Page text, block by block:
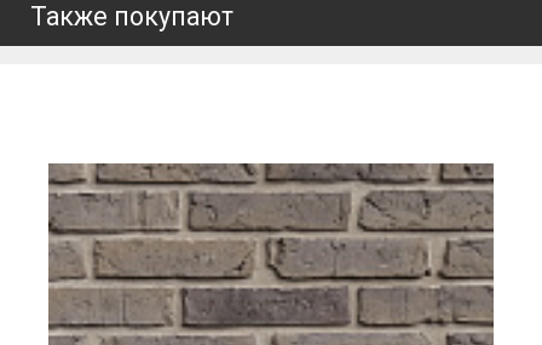
Также покупают